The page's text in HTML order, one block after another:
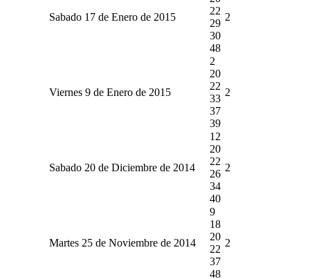
Sabado 17 de Enero de 2015
22
29
30
48
2
Viernes 9 de Enero de 2015
2
20
22
33
37
39
2
Sabado 20 de Diciembre de 2014
12
20
22
26
34
40
2
Martes 25 de Noviembre de 2014
9
18
20
22
37
48
2